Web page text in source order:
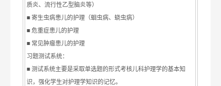
质炎、流行性乙型脑炎等）
■ 寄生虫病患儿的护理（蛔虫病、蛲虫病）
■ 危重症患儿的护理
■ 常见肿瘤患儿的护理
习题测试系统：
■ 测试系统主要是采取单选题的形式考核儿科护理学的基本知
识，强化学生对护理学知识的记忆。